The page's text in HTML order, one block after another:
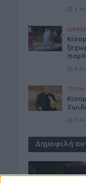
8
8
ΓΕΎΣΗ
8
Δημοφιλή